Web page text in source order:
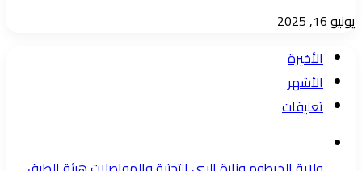
يونيو 16, 2025
الأخيرة
الأشهر
تعليقات